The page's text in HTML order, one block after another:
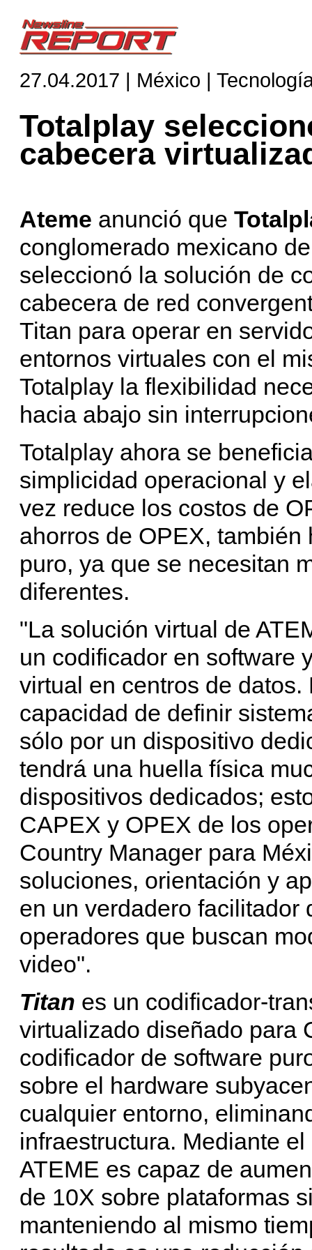
27.04.2017 | México |
Totalplay
cabecera
Ateme anunció que
conglomerado mexicano
seleccionó la solución de
cabecera de red
Titan para operar en
entornos virtuales con el
Totalplay la flexibilidad
hacia abajo sin
Totalplay ahora se
simplicidad operacional y
vez reduce los costos de
ahorros de OPEX,
puro, ya que se necesitan
diferentes.
"La solución virtual de
un codificador en software
virtual en centros de
capacidad de definir
sólo por un dispositivo
tendrá una huella física
dispositivos dedicados;
CAPEX y OPEX de los
Country Manager para
soluciones, orientación y
en un verdadero facilitador
operadores que buscan
video".
Titan es un codificador-
virtualizado diseñado para
codificador de software
sobre el hardware
cualquier entorno,
infraestructura. Mediante
ATEME es capaz de
de 10X sobre plataformas
manteniendo al mismo